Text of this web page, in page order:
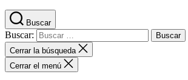
Buscar
Buscar:
Cerrar la búsqueda
Cerrar el menú